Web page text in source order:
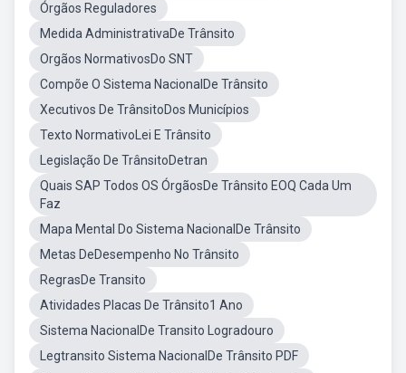
Órgãos Reguladores
Medida AdministrativaDe Trânsito
Orgãos NormativosDo SNT
Compõe O Sistema NacionalDe Trânsito
Xecutivos De TrânsitoDos Municípios
Texto NormativoLei E Trânsito
Legislação De TrânsitoDetran
Quais SAP Todos OS ÓrgãosDe Trânsito EOQ Cada Um
Faz
Mapa Mental Do Sistema NacionalDe Trânsito
Metas DeDesempenho No Trânsito
RegrasDe Transito
Atividades Placas De Trânsito1 Ano
Sistema NacionalDe Transito Logradouro
Legtransito Sistema NacionalDe Trânsito PDF